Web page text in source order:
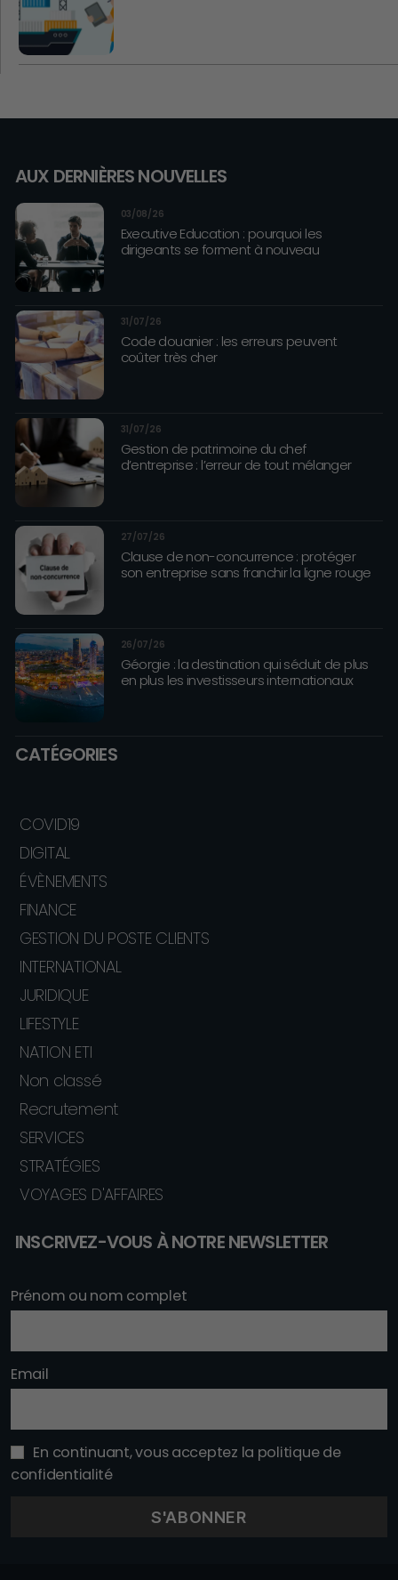
AUX DERNIÈRES NOUVELLES
03/08/26
Executive Education : pourquoi les
dirigeants se forment à nouveau
31/07/26
Code douanier : les erreurs peuvent
coûter très cher
31/07/26
Gestion de patrimoine du chef
d’entreprise : l’erreur de tout mélanger
27/07/26
Clause de non-concurrence : protéger
son entreprise sans franchir la ligne rouge
26/07/26
Géorgie : la destination qui séduit de plus
en plus les investisseurs internationaux
CATÉGORIES
COVID19
DIGITAL
ÉVÈNEMENTS
FINANCE
GESTION DU POSTE CLIENTS
INTERNATIONAL
JURIDIQUE
LIFESTYLE
NATION ETI
Non classé
Recrutement
SERVICES
STRATÉGIES
VOYAGES D'AFFAIRES
INSCRIVEZ-VOUS À NOTRE NEWSLETTER
Prénom ou nom complet
Email
En continuant, vous acceptez la politique de
confidentialité